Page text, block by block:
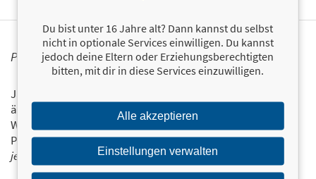
PERSONALISIERTE PRODUKTINFORMATIONEN
Ja, ich will über interessante Neuerscheinungen und
ähnliche Produkte informiert werden.
Wir halten Sie per E-Mail auf dem aktuellen Stand über das
Programm der Münchner Verlagsgruppe.Tragen Sie sich
jetzt ein!
Du bist unter 16 Jahre alt? Dann kannst du selbst
nicht in optionale Services einwilligen. Du kannst
jedoch deine Eltern oder Erziehungsberechtigten
bitten, mit dir in diese Services einzuwilligen.
Alle akzeptieren
Einstellungen verwalten